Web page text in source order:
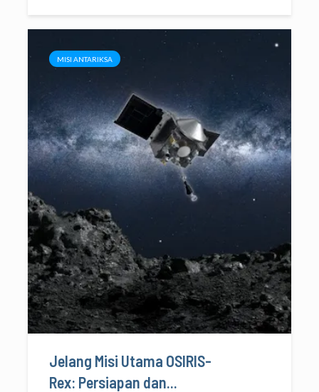
MISI ANTARIKSA
Jelang Misi Utama OSIRIS-
Rex: Persiapan dan...